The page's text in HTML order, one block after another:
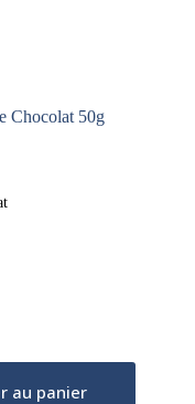
Chocolat 50g
au panier